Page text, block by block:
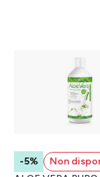
-5%
Non